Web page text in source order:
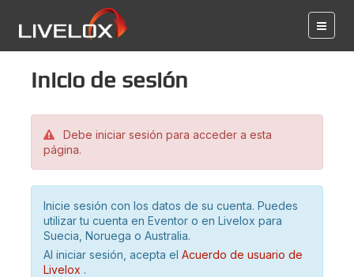
Inicio de sesión
Debe iniciar sesión para acceder a esta
página.
Inicie sesión con los datos de su cuenta. Puedes
utilizar tu cuenta en Eventor o en Livelox para
Suecia, Noruega o Australia.
Al iniciar sesión, acepta el Acuerdo de usuario de
Livelox .